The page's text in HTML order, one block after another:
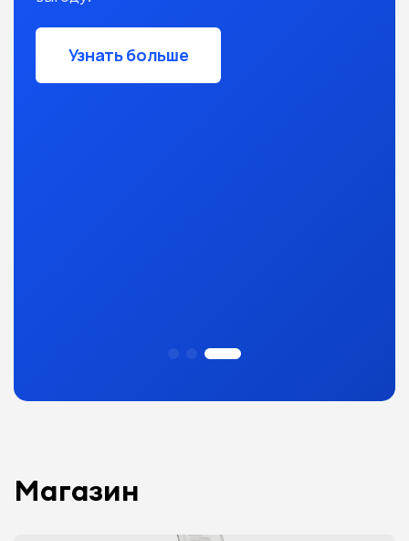
Узнать больше
Магазин